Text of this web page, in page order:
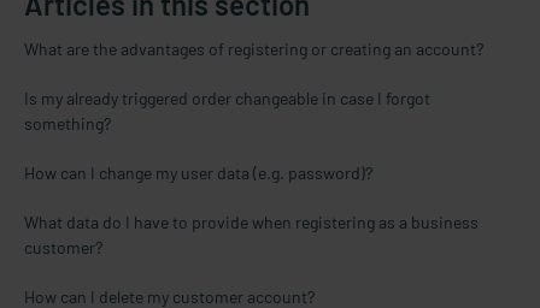
What are the advantages of registering or creating an account?
Is my already triggered order changeable in case I forgot
something?
How can I change my user data (e.g. password)?
What data do I have to provide when registering as a business
customer?
How can I delete my customer account?